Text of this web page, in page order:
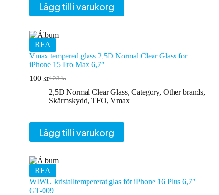
Lägg till i varukorg
REA
Vmax tempered glass 2,5D Normal Clear Glass for
iPhone 15 Pro Max 6,7″
123kr
Det
ursprungliga
priset
100 krDet
nuvarande
priset
2,5D Normal Clear Glass, Category, Other brands,
Skärmskydd, TFO, Vmax
Lägg till i varukorg
REA
WIWU kristalltempererat glas för iPhone 16 Plus 6,7″
GT-009